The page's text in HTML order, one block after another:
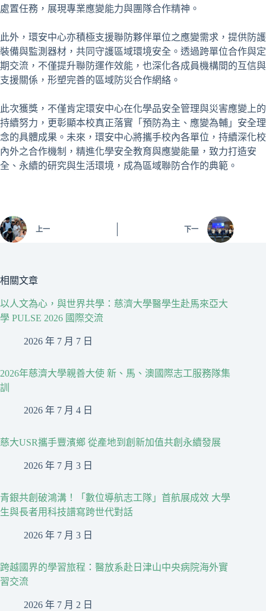
處置任務，展現專業應變能力與團隊合作精神。
此外，環安中心亦積極支援聯防夥伴單位之應變需求，提供防護
裝備與監測器材，共同守護區域環境安全。透過跨單位合作與定
期交流，不僅提升聯防運作效能，也深化各成員機構間的互信與
支援關係，形塑完善的區域防災合作網絡。
此次獲獎，不僅肯定環安中心在化學品安全管理與災害應變上的
持續努力，更彰顯本校真正落實「預防為主、應變為輔」安全理
念的具體成果。未來，環安中心將攜手校內各單位，持續深化校
內外之合作機制，精進化學安全教育與應變能量，致力打造安
全、永續的研究與生活環境，成為區域聯防合作的典範。
上一 下一
相關文章
以人文為心，與世界共學：慈濟大學醫學生赴馬來亞大
學 PULSE 2026 國際交流
2026 年 7 月 7 日
2026年慈濟大學親善大使 新、馬、澳國際志工服務隊集
訓
2026 年 7 月 4 日
慈大USR攜手豐濱鄉 從產地到創新加值共創永續發展
2026 年 7 月 3 日
青銀共創破鴻溝！「數位導航志工隊」首航展成效 大學
生與長者用科技譜寫跨世代對話
2026 年 7 月 3 日
跨越國界的學習旅程：醫放系赴日津山中央病院海外實
習交流
2026 年 7 月 2 日